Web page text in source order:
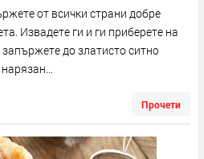
от всички страни добре
Извадете ги и ги приберете на
до златисто ситно
Прочети